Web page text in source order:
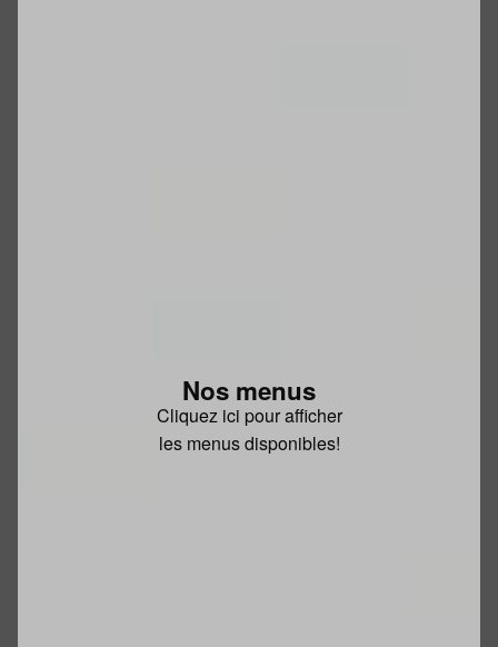
Nos menus
Cliquez ici pour afficher
les menus disponibles!